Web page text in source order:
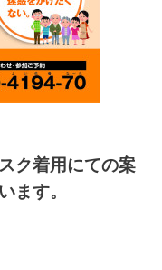
ク着用にての案
ます。